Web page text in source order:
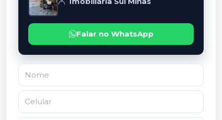
Falar no WhatsApp